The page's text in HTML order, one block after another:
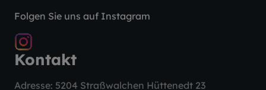
Folgen Sie uns auf Instagram
Kontakt
Adresse: 5204 Straßwalchen Hüttenedt 23